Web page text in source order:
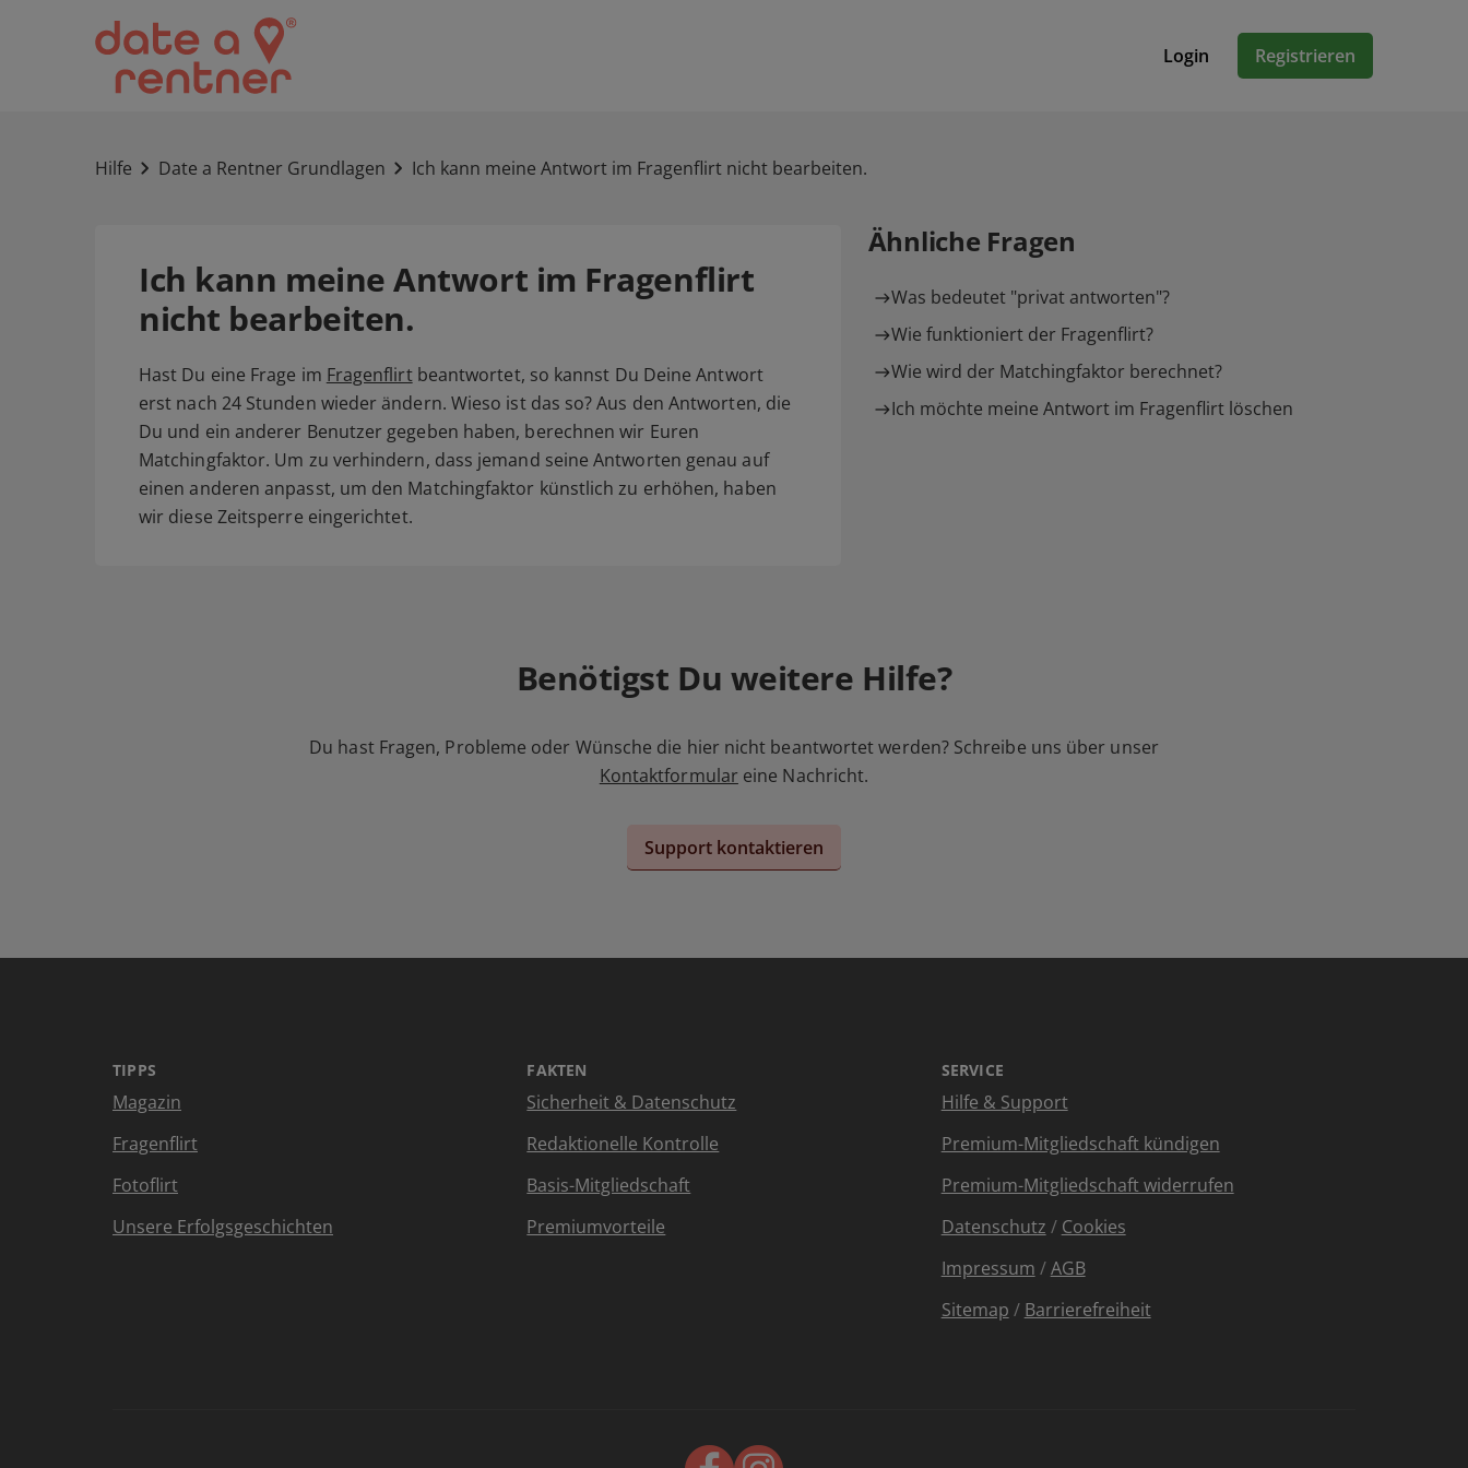
Login Registrieren
Hilfe Date a Rentner Grundlagen Ich kann meine Antwort im Fragenflirt nicht bearbeiten.
Ich kann meine Antwort im Fragenflirt
nicht bearbeiten.
Hast Du eine Frage im Fragenflirtbeantwortet, so kannst Du Deine Antwort
erst nach 24 Stunden wieder ändern. Wieso ist das so? Aus den Antworten, die
Du und ein anderer Benutzer gegeben haben, berechnen wir Euren
Matchingfaktor. Um zu verhindern, dass jemand seine Antworten genau auf
einen anderen anpasst, um den Matchingfaktor künstlich zu erhöhen, haben
wir diese Zeitsperre eingerichtet.
Ähnliche Fragen
Was bedeutet "privat antworten"?
Wie funktioniert der Fragenflirt?
Wie wird der Matchingfaktor berechnet?
Ich möchte meine Antwort im Fragenflirt löschen
Benötigst Du weitere Hilfe?
Du hast Fragen, Probleme oder Wünsche die hier nicht beantwortet werden? Schreibe uns über unser
Kontaktformular eine Nachricht.
Support kontaktieren
TIPPS
Magazin
Fragenflirt
Fotoflirt
Unsere Erfolgsgeschichten
FAKTEN
Sicherheit & Datenschutz
Redaktionelle Kontrolle
Basis-Mitgliedschaft
Premiumvorteile
SERVICE
Hilfe & Support
Premium-Mitgliedschaft kündigen
Premium-Mitgliedschaft widerrufen
Datenschutz / Cookies
Impressum /AGB
Sitemap / Barrierefreiheit